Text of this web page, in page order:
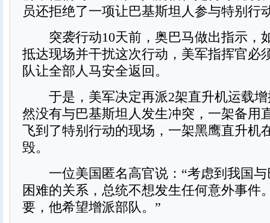
员还拒绝了一项让巴基斯坦人参与特别行
突袭行动10天前，奥巴马做出指示，
抵达现场并干扰这次行动，美军指挥官必
队让全部人马安全返回。
于是，美军决定再派2架直升机运载增
然没有与巴基斯坦人发生冲突，一架备用
飞到了特别行动的现场，一架黑鹰直升机
毁。
一位美国匿名高官说：“考虑到我国与
困难的关系，总统不想发生任何意外事件
要，他希望增派部队。”